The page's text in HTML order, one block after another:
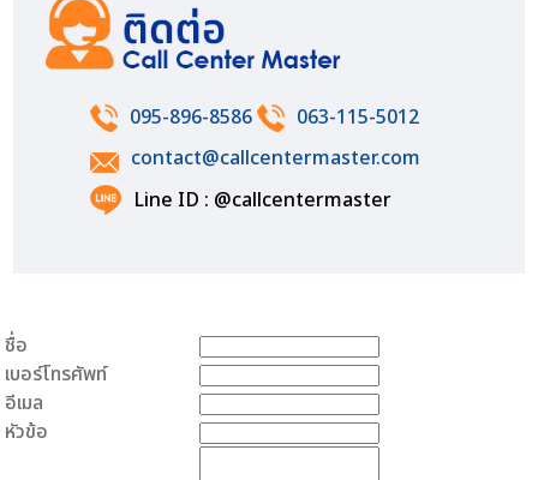
095-896-8586
063-115-5012
contact@callcentermaster.com
Line ID : @callcentermaster
ชื่อ
เบอร์โทรศัพท์
อีเมล
หัวข้อ